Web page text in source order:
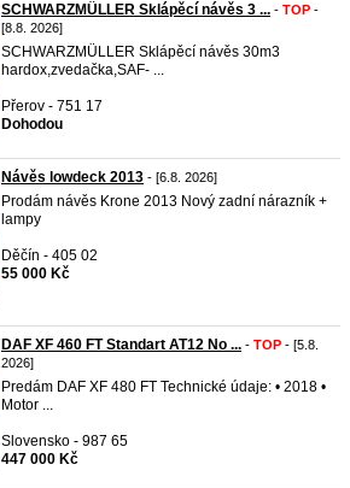
SCHWARZMÜLLER Sklápěcí návěs 3 ... - TOP -
[8.8. 2026]
SCHWARZMÜLLER Sklápěcí návěs 30m3
hardox,zvedačka,SAF- ...
Přerov - 751 17
Dohodou
Návěs lowdeck 2013 - [6.8. 2026]
Prodám návěs Krone 2013 Nový zadní nárazník +
lampy
Děčín - 405 02
55 000 Kč
DAF XF 460 FT Standart AT12 No ... - TOP - [5.8.
2026]
Predám DAF XF 480 FT Technické údaje: • 2018 •
Motor ...
Slovensko - 987 65
447 000 Kč